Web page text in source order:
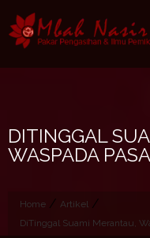
to
content
DITINGGAL
WASPADA
Home / Artikel /
DiTinggal Suami Merantau,